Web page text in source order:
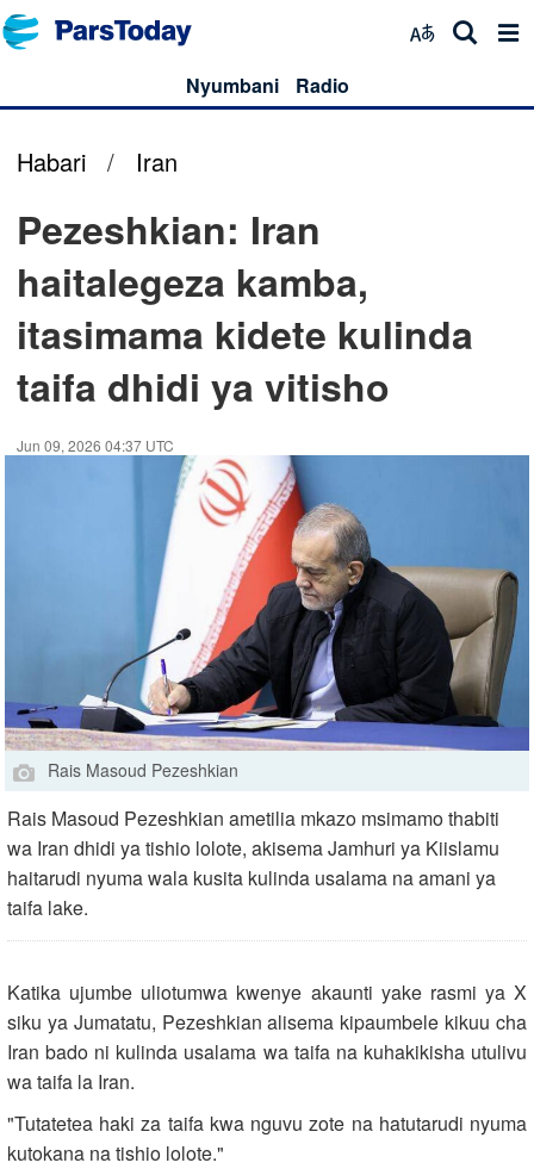
Nyumbani Radio
Habari / Iran
Pezeshkian: Iran
haitalegeza kamba,
itasimama kidete kulinda
taifa dhidi ya vitisho
Jun 09, 2026 04:37 UTC
Rais Masoud Pezeshkian
Rais Masoud Pezeshkian ametilia mkazo msimamo thabiti
wa Iran dhidi ya tishio lolote, akisema Jamhuri ya Kiislamu
haitarudi nyuma wala kusita kulinda usalama na amani ya
taifa lake.
Katika ujumbe uliotumwa kwenye akaunti yake rasmi ya X
siku ya Jumatatu, Pezeshkian alisema kipaumbele kikuu cha
Iran bado ni kulinda usalama wa taifa na kuhakikisha utulivu
wa taifa la Iran.
"Tutatetea haki za taifa kwa nguvu zote na hatutarudi nyuma
kutokana na tishio lolote."